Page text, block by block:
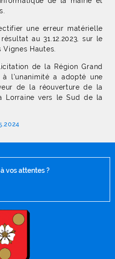
une erreur matérielle
au 31.12.2023, sur le
Hautes.
de la Région Grand
l’unanimité a adopté une
de la réouverture de la
Lorraine vers le Sud de la
vos attentes ?